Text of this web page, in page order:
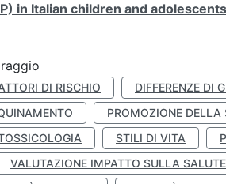
in Italian children and
DI RISCHIO
DIFFERENZE DI
PROMOZIONE DELLA
STILI DI VITA
VALUTAZIONE IMPATTO SULLA SALUTE